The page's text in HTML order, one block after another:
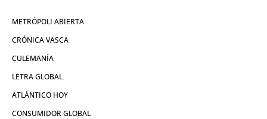
METRÓPOLI ABIERTA
CRÓNICA VASCA
CULEMANÍA
LETRA GLOBAL
ATLÁNTICO HOY
CONSUMIDOR GLOBAL